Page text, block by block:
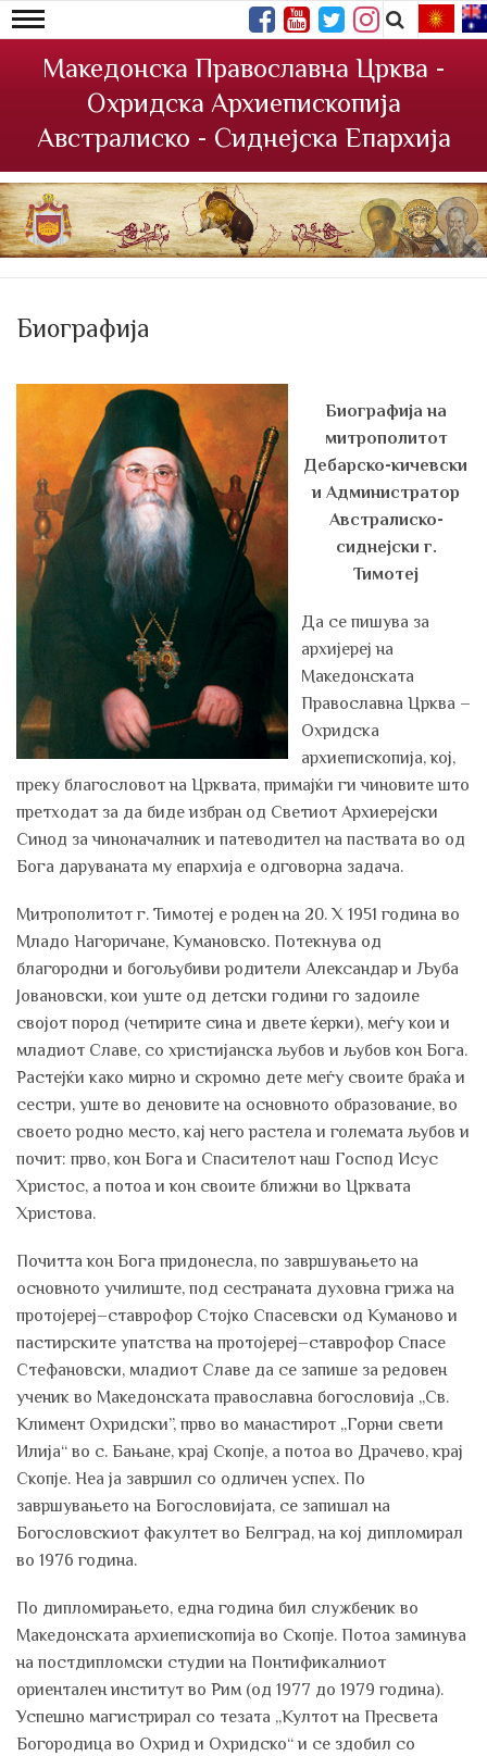
Македонска Православна Црква -
Охридска Архиепископија
Австралиско - Сиднејска Епархија
Биографија
Биографија на
митрополитот
Дебарско-кичевски
и Администратор
Австралиско-
сиднејски г.
Тимотеј
Да се пишува за
архијереј на
Македонската
Православна Црква –
Охридска
архиепископија, кој,
преку благословот на Црквата, примајќи ги чиновите што
претходат за да биде избран од Светиот Архиерејски
Синод за чиноначалник и патеводител на паствата во од
Бога даруваната му епархија е одговорна задача.
Митрополитот г. Тимотеј е роден на 20. X 1951 година во
Младо Нагоричане, Кумановско. Потекнува од
благородни и богољубиви родители Александар и Љуба
Јовановски, кои уште од детски години го задоиле
својот пород (четирите сина и двете ќерки), меѓу кои и
младиот Славе, со христијанска љубов и љубов кон Бога.
Растејќи како мирно и скромно дете меѓу своите браќа и
сестри, уште во деновите на основното образование, во
своето родно место, кај него растела и големата љубов и
почит: прво, кон Бога и Спасителот наш Господ Исус
Христос, а потоа и кон своите ближни во Црквата
Христова.
Почитта кон Бога придонесла, по завршувањето на
основното училиште, под сестраната духовна грижа на
протојереј–ставрофор Стојко Спасевски од Куманово и
пастирските упатства на протојереј–ставрофор Спасе
Стефановски, младиот Славе да се запише за редовен
ученик во Македонската православна богословија „Св.
Климент Охридски”, прво во манастирот „Горни свети
Илија“ во с. Бањане, крај Скопје, а потоа во Драчево, крај
Скопје. Неа ја завршил со одличен успех. По
завршувањето на Богословијата, се запишал на
Богословскиот факултет во Белград, на кој дипломирал
во 1976 година.
По дипломирањето, една година бил службеник во
Македонската архиепископија во Скопје. Потоа заминува
на постдипломски студии на Понтификалниот
ориентален институт во Рим (од 1977 до 1979 година).
Успешно магистрирал со тезата „Култот на Пресвета
Богородица во Охрид и Охридско“ и се здобил со